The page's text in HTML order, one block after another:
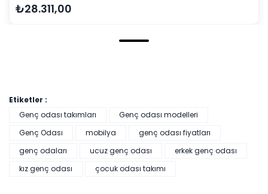
₺28.311,00
Etiketler :
Genç odası takımları
Genç odası modelleri
Genç Odası
mobilya
genç odası fiyatları
genç odaları
ucuz genç odası
erkek genç odası
kız genç odası
çocuk odası takımı